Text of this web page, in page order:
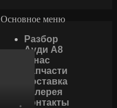
Основное меню
Разбор
Ауди А8
О нас
Запчасти
Доставка
Галерея
Контакты